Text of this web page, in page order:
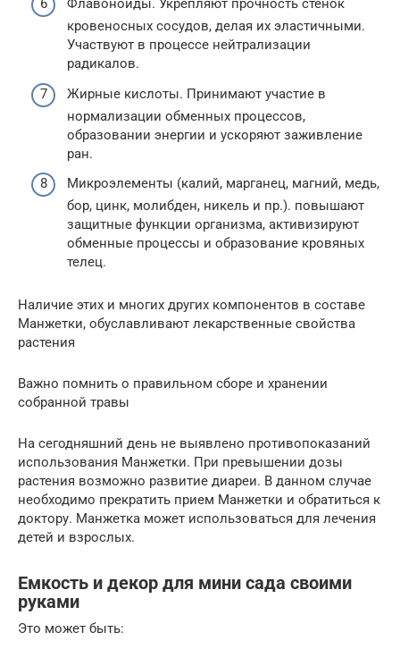
Флавоноиды. Укрепляют прочность стенок
кровеносных сосудов, делая их эластичными.
Участвуют в процессе нейтрализации
радикалов.
Жирные кислоты. Принимают участие в
нормализации обменных процессов,
образовании энергии и ускоряют заживление
ран.
Микроэлементы (калий, марганец, магний, медь,
бор, цинк, молибден, никель и пр.). повышают
защитные функции организма, активизируют
обменные процессы и образование кровяных
телец.
Наличие этих и многих других компонентов в составе
Манжетки, обуславливают лекарственные свойства
растения
Важно помнить о правильном сборе и хранении
собранной травы
На сегодняшний день не выявлено противопоказаний
использования Манжетки. При превышении дозы
растения возможно развитие диареи. В данном случае
необходимо прекратить прием Манжетки и обратиться к
доктору. Манжетка может использоваться для лечения
детей и взрослых.
Емкость и декор для мини сада своими
руками
Это может быть: